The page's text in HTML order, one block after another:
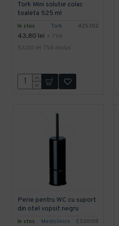
In stoc Tork 425302
Tork Mini solutie colac
toaleta 525 ml
43,80 lei + TVA
53,00 lei TVA inclus
In stoc Mediclinics ES0010B
Perie pentru WC cu suport
din otel vopsit negru